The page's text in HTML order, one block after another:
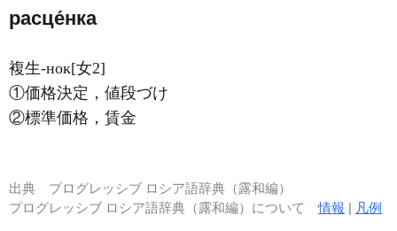
расце́нка
複生-нок[女2]
①価格決定，値段づけ
②標準価格，賃金
出典 プログレッシブ ロシア語辞典（露和編）
プログレッシブ ロシア語辞典（露和編）について情報 | 凡例